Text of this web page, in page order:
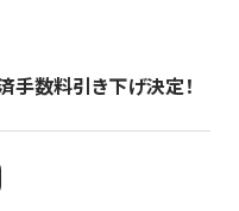
手数料引き下げ決定！